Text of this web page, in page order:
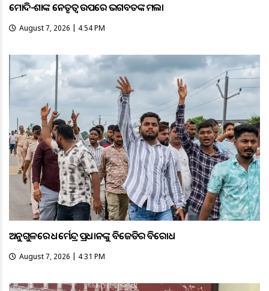
ମୋଦି-ଶାହଙ୍କ ନେତୃତ୍ୱ ଉପରେ ଭଗବତଙ୍କ ହମଲା
August 7, 2026 | 4:54 PM
ଅନୁଗୁଳରେ ଧର୍ମେନ୍ଦ୍ର ପ୍ରଧାନଙ୍କୁ ବିଜେଡିର ବିରୋଧ
August 7, 2026 | 4:31 PM